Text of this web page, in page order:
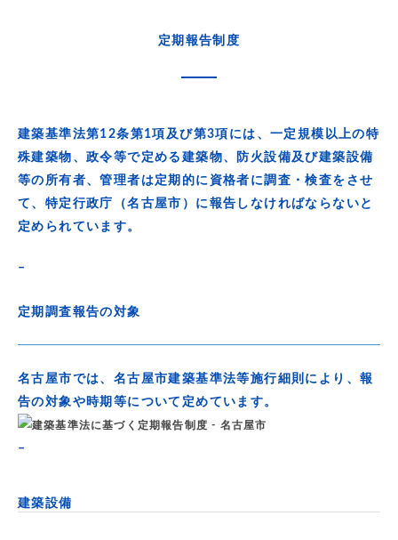
定期報告制度
建築基準法第12条第1項及び第3項には、一定規模以上の特
殊建築物、政令等で定める建築物、防火設備及び建築設備
等の所有者、管理者は定期的に資格者に調査・検査をさせ
て、特定行政庁（名古屋市）に報告しなければならないと
定められています。
–
定期調査報告の対象
名古屋市では、名古屋市建築基準法等施行細則により、報
告の対象や時期等について定めています。
–
建築設備